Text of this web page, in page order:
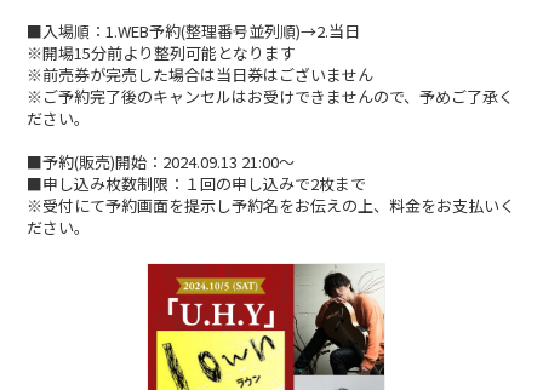
CONTACT
■入場順：1.WEB予約(整理番号並列順)→2.当日
※開場15分前より整列可能となります
※前売券が完売した場合は当日券はございません
※ご予約完了後のキャンセルはお受けできませんので、予めご了承く
ださい。
■予約(販売)開始：2024.09.13 21:00〜
■申し込み枚数制限：１回の申し込みで2枚まで
※受付にて予約画面を提示し予約名をお伝えの上、料金をお支払いく
ださい。